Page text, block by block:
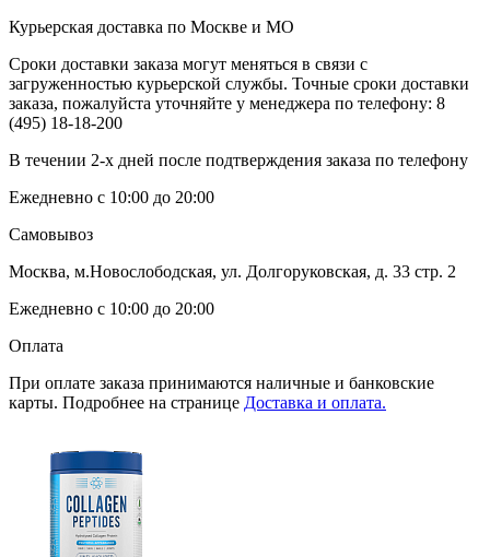
Курьерская доставка по Москве и МО
Сроки доставки заказа могут меняться в связи с
загруженностью курьерской службы. Точные сроки доставки
заказа, пожалуйста уточняйте у менеджера по телефону: 8
(495) 18-18-200
В течении 2-х дней после подтверждения заказа по телефону
Ежедневно с 10:00 до 20:00
Самовывоз
Москва, м.Новослободская, ул. Долгоруковская, д. 33 стр. 2
Ежедневно с 10:00 до 20:00
Оплата
При оплате заказа принимаются наличные и банковские
карты. Подробнее на странице Доставка и оплата.